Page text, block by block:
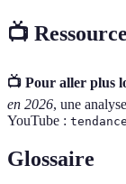
📺
📺 Pour aller plus
en 2026, une
YouTube :
Glossaire